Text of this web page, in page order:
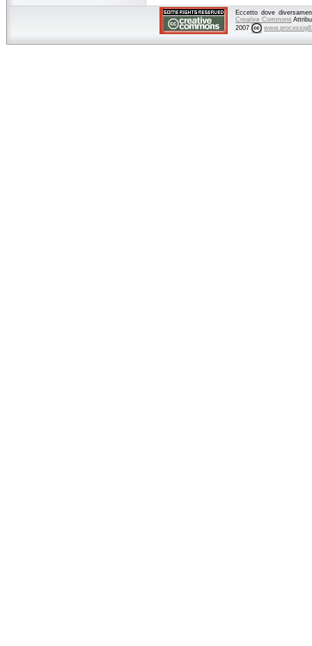
Eccetto dove
Creative Commons
2007